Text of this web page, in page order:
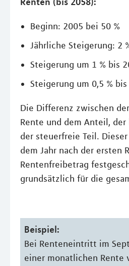
Beginn: 2005 bei 50 %
Jährliche Steigerung: 2
Steigerung um 1 % bis
Steigerung um 0,5 % bis
Die Differenz zwischen
Rente und dem Anteil,
der steuerfreie Teil.
dem Jahr nach der ersten
Rentenfreibetrag
grundsätzlich für die
Beispiel:
Bei Renteneintritt im
einer monatlichen Rente